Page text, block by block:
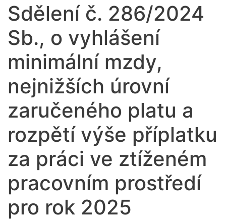
Sdělení č. 286/2024
Sb., o vyhlášení
minimální mzdy,
nejnižších úrovní
zaručeného platu a
rozpětí výše příplatku
za práci ve ztíženém
pracovním prostředí
pro rok 2025